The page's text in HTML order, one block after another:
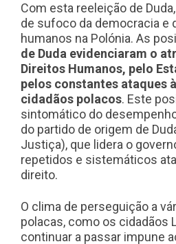
Com esta reeleição de
de sufoco da democracia e
humanos na Polónia. As
de Duda evidenciaram o
Direitos Humanos, pelo
pelos constantes ataques
cidadãos polacos. Este
sintomático do
do partido de origem de
Justiça), que lidera o
repetidos e sistemáticos
direito.
O clima de perseguição a
polacas, como os cidadãos
continuar a passar impune